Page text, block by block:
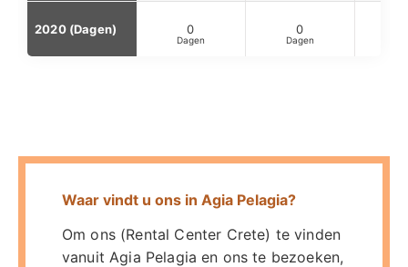
2020 (Dagen) 0 0
Waar vindt u ons in Agia Pelagia?
Om ons (Rental Center Crete) te vinden
vanuit Agia Pelagia en ons te bezoeken,